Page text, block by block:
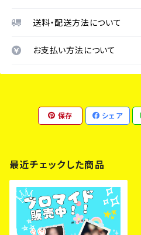
送料・配送方法について
お支払い方法について
保存 シェア
最近チェックした商品